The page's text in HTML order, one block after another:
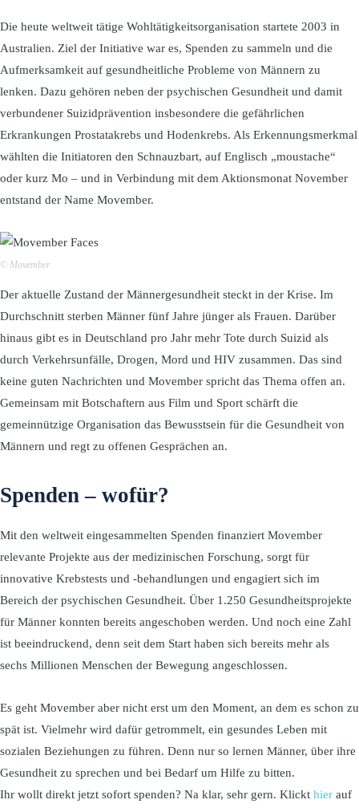
Die heute weltweit tätige Wohltätigkeitsorganisation startete 2003 in
Australien. Ziel der Initiative war es, Spenden zu sammeln und die
Aufmerksamkeit auf gesundheitliche Probleme von Männern zu
lenken. Dazu gehören neben der psychischen Gesundheit und damit
verbundener Suizidprävention insbesondere die gefährlichen
Erkrankungen Prostatakrebs und Hodenkrebs. Als Erkennungsmerkmal
wählten die Initiatoren den Schnauzbart, auf Englisch „moustache“
oder kurz Mo – und in Verbindung mit dem Aktionsmonat November
entstand der Name Movember.
© Movember
Der aktuelle Zustand der Männergesundheit steckt in der Krise. Im
Durchschnitt sterben Männer fünf Jahre jünger als Frauen. Darüber
hinaus gibt es in Deutschland pro Jahr mehr Tote durch Suizid als
durch Verkehrsunfälle, Drogen, Mord und HIV zusammen. Das sind
keine guten Nachrichten und Movember spricht das Thema offen an.
Gemeinsam mit Botschaftern aus Film und Sport schärft die
gemeinnützige Organisation das Bewusstsein für die Gesundheit von
Männern und regt zu offenen Gesprächen an.
Spenden – wofür?
Mit den weltweit eingesammelten Spenden finanziert Movember
relevante Projekte aus der medizinischen Forschung, sorgt für
innovative Krebstests und -behandlungen und engagiert sich im
Bereich der psychischen Gesundheit. Über 1.250 Gesundheitsprojekte
für Männer konnten bereits angeschoben werden. Und noch eine Zahl
ist beeindruckend, denn seit dem Start haben sich bereits mehr als
sechs Millionen Menschen der Bewegung angeschlossen.
Es geht Movember aber nicht erst um den Moment, an dem es schon zu
spät ist. Vielmehr wird dafür getrommelt, ein gesundes Leben mit
sozialen Beziehungen zu führen. Denn nur so lernen Männer, über ihre
Gesundheit zu sprechen und bei Bedarf um Hilfe zu bitten.
Ihr wollt direkt jetzt sofort spenden? Na klar, sehr gern. Klickt hier auf